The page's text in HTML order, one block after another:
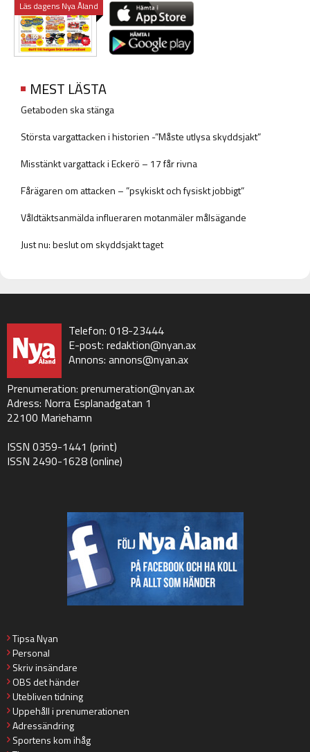
Läs dagens Nya Åland
MEST LÄSTA
Getaboden ska stänga
Största vargattacken i historien -”Måste utlysa skyddsjakt”
Misstänkt vargattack i Eckerö – 17 får rivna
Fårägaren om attacken – ”psykiskt och fysiskt jobbigt”
Våldtäktsanmälda influeraren motanmäler målsägande
Just nu: beslut om skyddsjakt taget
Telefon: 018-23444
E-post: redaktion@nyan.ax
Annons: annons@nyan.ax
Prenumeration: prenumeration@nyan.ax
Adress: Norra Esplanadgatan 1
22100 Mariehamn
ISSN 0359-1441 (print)
ISSN 2490-1628 (online)
Tipsa Nyan
Personal
Skriv insändare
OBS det händer
Utebliven tidning
Uppehåll i prenumerationen
Adressändring
Sportens kom ihåg